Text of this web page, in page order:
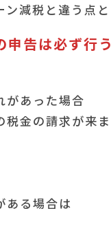
ン減税と違う点と
申告は必ず行
があった場合
金の請求が来ま
ある場合は